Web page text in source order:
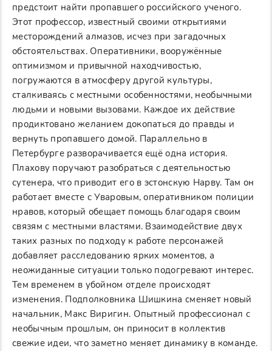
предстоит найти пропавшего российского ученого.
Этот профессор, известный своими открытиями
месторождений алмазов, исчез при загадочных
обстоятельствах. Оперативники, вооружённые
оптимизмом и привычной находчивостью,
погружаются в атмосферу другой культуры,
сталкиваясь с местными особенностями, необычными
людьми и новыми вызовами. Каждое их действие
продиктовано желанием докопаться до правды и
вернуть пропавшего домой. Параллельно в
Петербурге разворачивается ещё одна история.
Плахову поручают разобраться с деятельностью
сутенера, что приводит его в эстонскую Нарву. Там он
работает вместе с Уваровым, оперативником полиции
нравов, который обещает помощь благодаря своим
связям с местными властями. Взаимодействие двух
таких разных по подходу к работе персонажей
добавляет расследованию ярких моментов, а
неожиданные ситуации только подогревают интерес.
Тем временем в убойном отделе происходят
изменения. Подполковника Шишкина сменяет новый
начальник, Макс Виригин. Опытный профессионал с
необычным прошлым, он приносит в коллектив
свежие идеи, что заметно меняет динамику в команде.